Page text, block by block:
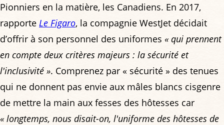
Pionniers en la matière, les Canadiens. En 2017,
rapporte Le Figaro, la compagnie WestJet décidait
d’offrir à son personnel des uniformes « qui prennent
en compte deux critères majeurs : la sécurité et
l'inclusivité ». Comprenez par « sécurité » des tenues
qui ne donnent pas envie aux mâles blancs cisgenre
de mettre la main aux fesses des hôtesses car
« longtemps, nous disait-on, l'uniforme des hôtesses de